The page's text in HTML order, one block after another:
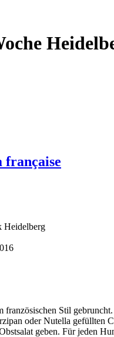
française
Heidelberg
französischen Stil
oder Nutella gefüllten
geben. Für jeden